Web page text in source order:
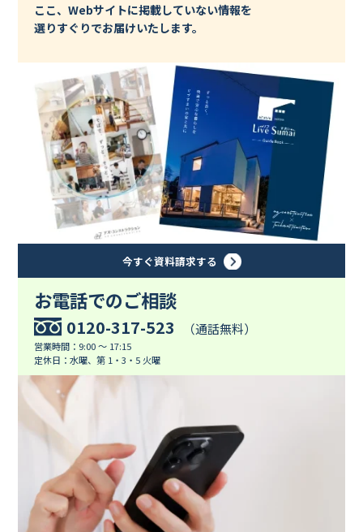
ここ、Webサイトに掲載していない情報を
選りすぐりでお届けいたします。
今すぐ資料請求する
お電話でのご相談
0120-317-523 （通話無料）
営業時間：9:00 ～ 17:15
定休日：水曜、第 1・3・5 火曜